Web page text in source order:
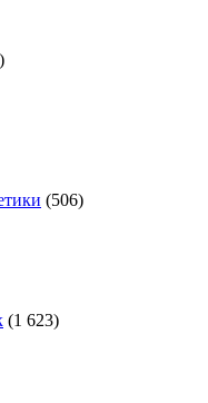
(506)
(1 623)